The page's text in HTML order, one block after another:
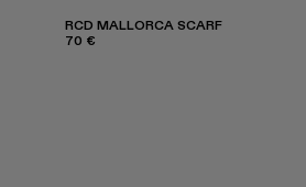
RCD MALLORCA SCARF
70 €